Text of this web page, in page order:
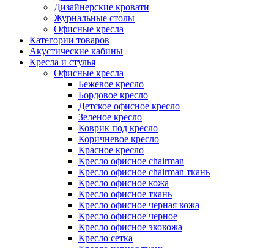
Дизайнерские кровати
Журнальные столы
Офисные кресла
Категории товаров
Акустические кабины
Кресла и стулья
Офисные кресла
Бежевое кресло
Бордовое кресло
Детское офисное кресло
Зеленое кресло
Коврик под кресло
Коричневое кресло
Красное кресло
Кресло офисное chairman
Кресло офисное chairman ткань
Кресло офисное кожа
Кресло офисное ткань
Кресло офисное черная кожа
Кресло офисное черное
Кресло офисное экокожа
Кресло сетка